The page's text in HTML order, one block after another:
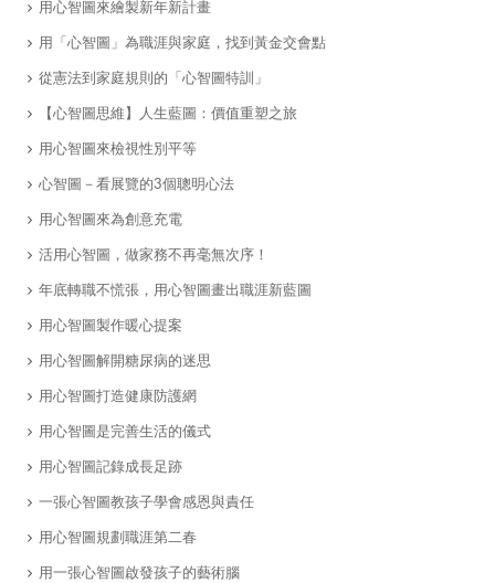
用心智圖來繪製新年新計畫
用「心智圖」為職涯與家庭，找到黃金交會點
從憲法到家庭規則的「心智圖特訓」
【心智圖思維】人生藍圖：價值重塑之旅
用心智圖來檢視性別平等
心智圖－看展覽的3個聰明心法
用心智圖來為創意充電
活用心智圖，做家務不再毫無次序！
年底轉職不慌張，用心智圖畫出職涯新藍圖
用心智圖製作暖心提案
用心智圖解開糖尿病的迷思
用心智圖打造健康防護網
用心智圖是完善生活的儀式
用心智圖記錄成長足跡
一張心智圖教孩子學會感恩與責任
用心智圖規劃職涯第二春
用一張心智圖啟發孩子的藝術腦